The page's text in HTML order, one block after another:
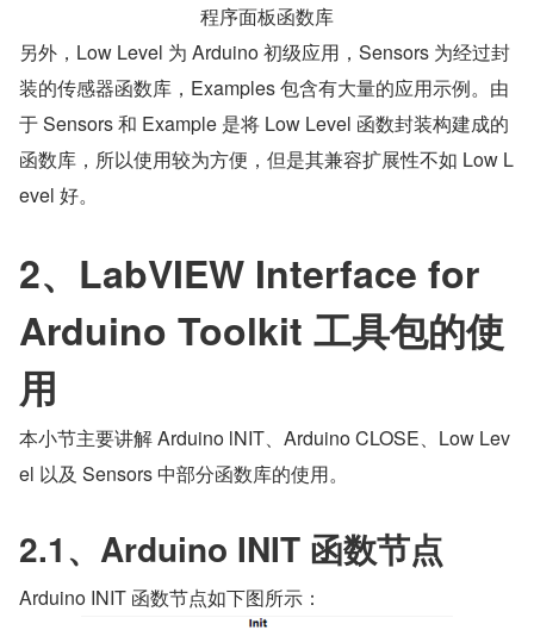
​程序面板函数库
另外，Low Level 为 Arduino 初级应用，Sensors 为经过封
装的传感器函数库，Examples 包含有大量的应用示例。由
于 Sensors 和 Example 是将 Low Level 函数封装构建成的
函数库，所以使用较为方便，但是其兼容扩展性不如 Low L
evel 好。
2、LabVIEW Interface for
Arduino Toolkit 工具包的使
用
本小节主要讲解 Arduino lNIT、Arduino CLOSE、Low Lev
el 以及 Sensors 中部分函数库的使用。
2.1、Arduino INIT 函数节点
Arduino INIT 函数节点如下图所示：